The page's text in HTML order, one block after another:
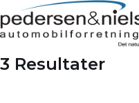
3 Resultater